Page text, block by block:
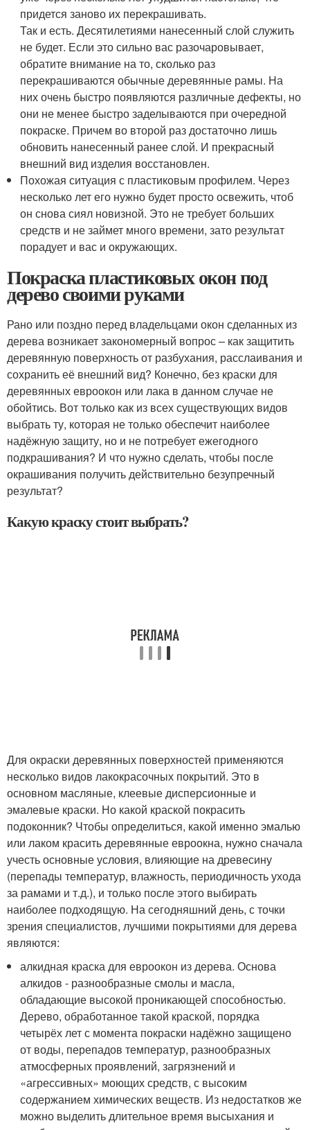
придется заново их перекрашивать.
Так и есть. Десятилетиями нанесенный слой служить
не будет. Если это сильно вас разочаровывает,
обратите внимание на то, сколько раз
перекрашиваются обычные деревянные рамы. На
них очень быстро появляются различные дефекты, но
они не менее быстро заделываются при очередной
покраске. Причем во второй раз достаточно лишь
обновить нанесенный ранее слой. И прекрасный
внешний вид изделия восстановлен.
Похожая ситуация с пластиковым профилем. Через
несколько лет его нужно будет просто освежить, чтоб
он снова сиял новизной. Это не требует больших
средств и не займет много времени, зато результат
порадует и вас и окружающих.
Покраска пластиковых окон под
дерево своими руками
Рано или поздно перед владельцами окон сделанных из
дерева возникает закономерный вопрос – как защитить
деревянную поверхность от разбухания, расслаивания и
сохранить её внешний вид? Конечно, без краски для
деревянных евроокон или лака в данном случае не
обойтись. Вот только как из всех существующих видов
выбрать ту, которая не только обеспечит наиболее
надёжную защиту, но и не потребует ежегодного
подкрашивания? И что нужно сделать, чтобы после
окрашивания получить действительно безупречный
результат?
Какую краску стоит выбрать?
Для окраски деревянных поверхностей применяются
несколько видов лакокрасочных покрытий. Это в
основном масляные, клеевые дисперсионные и
эмалевые краски. Но какой краской покрасить
подоконник? Чтобы определиться, какой именно эмалью
или лаком красить деревянные евроокна, нужно сначала
учесть основные условия, влияющие на древесину
(перепады температур, влажность, периодичность ухода
за рамами и т.д.), и только после этого выбирать
наиболее подходящую. На сегодняшний день, с точки
зрения специалистов, лучшими покрытиями для дерева
являются:
алкидная краска для евроокон из дерева. Основа
алкидов - разнообразные смолы и масла,
обладающие высокой проникающей способностью.
Дерево, обработанное такой краской, порядка
четырёх лет с момента покраски надёжно защищено
от воды, перепадов температур, разнообразных
атмосферных проявлений, загрязнений и
«агрессивных» моющих средств, с высоким
содержанием химических веществ. Из недостатков же
можно выделить длительное время высыхания и